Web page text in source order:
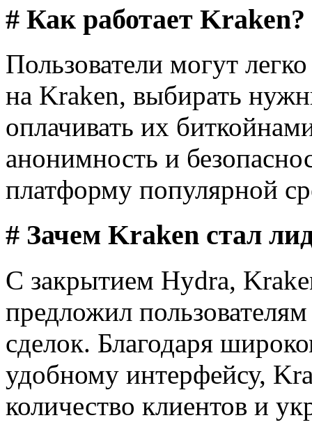
# Как работает Kraken?
Пользователи могут
на Kraken, выбирать
оплачивать их
анонимность и
платформу популярной
# Зачем Kraken стал
С закрытием Hydra,
предложил
сделок. Благодаря
удобному интерфейсу,
количество клиентов и